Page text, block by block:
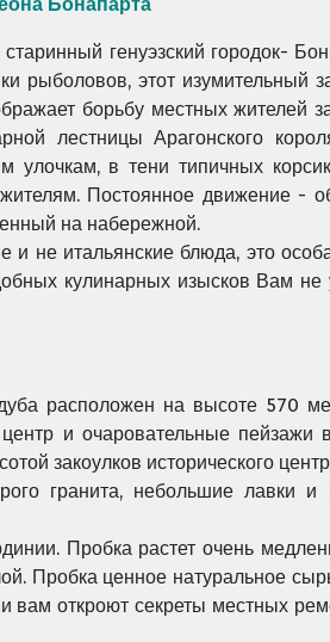
генуэзский городок-
этот изумительный
борьбу местных жителей
лестницы Арагонского
улочкам, в тени типичных
Постоянное движение -
на набережной.
не итальянские блюда, это
кулинарных изысков Вам не
расположен на высоте 570
и очаровательные
закоулков исторического
гранита, небольшие лавки
Пробка растет очень
Пробка ценное натуральное
откроют секреты местных